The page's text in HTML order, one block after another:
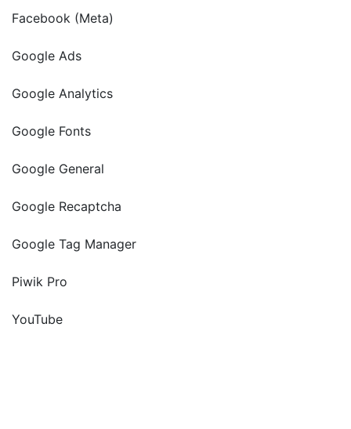
Facebook (Meta)
Google Ads
Google Analytics
Google Fonts
Google General
Google Recaptcha
Google Tag Manager
Piwik Pro
YouTube